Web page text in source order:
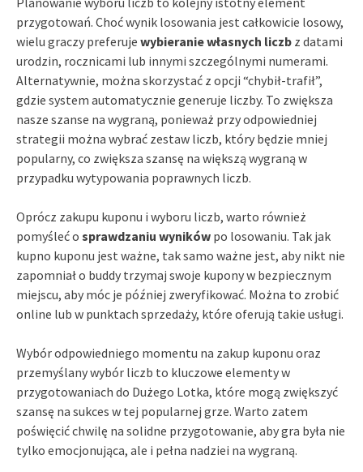
przygotowań. Choć wynik losowania jest całkowicie losowy,
wielu graczy preferuje wybieranie własnych liczb z datami
urodzin, rocznicami lub innymi szczególnymi numerami.
Alternatywnie, można skorzystać z opcji “chybił-trafił”,
gdzie system automatycznie generuje liczby. To zwiększa
nasze szanse na wygraną, ponieważ przy odpowiedniej
strategii można wybrać zestaw liczb, który będzie mniej
popularny, co zwiększa szansę na większą wygraną w
przypadku wytypowania poprawnych liczb.
Oprócz zakupu kuponu i wyboru liczb, warto również
pomyśleć o sprawdzaniu wyników po losowaniu. Tak jak
kupno kuponu jest ważne, tak samo ważne jest, aby nikt nie
zapomniał o buddy trzymaj swoje kupony w bezpiecznym
miejscu, aby móc je później zweryfikować. Można to zrobić
online lub w punktach sprzedaży, które oferują takie usługi.
Wybór odpowiedniego momentu na zakup kuponu oraz
przemyślany wybór liczb to kluczowe elementy w
przygotowaniach do Dużego Lotka, które mogą zwiększyć
szansę na sukces w tej popularnej grze. Warto zatem
poświęcić chwilę na solidne przygotowanie, aby gra była nie
tylko emocjonująca, ale i pełna nadziei na wygraną.